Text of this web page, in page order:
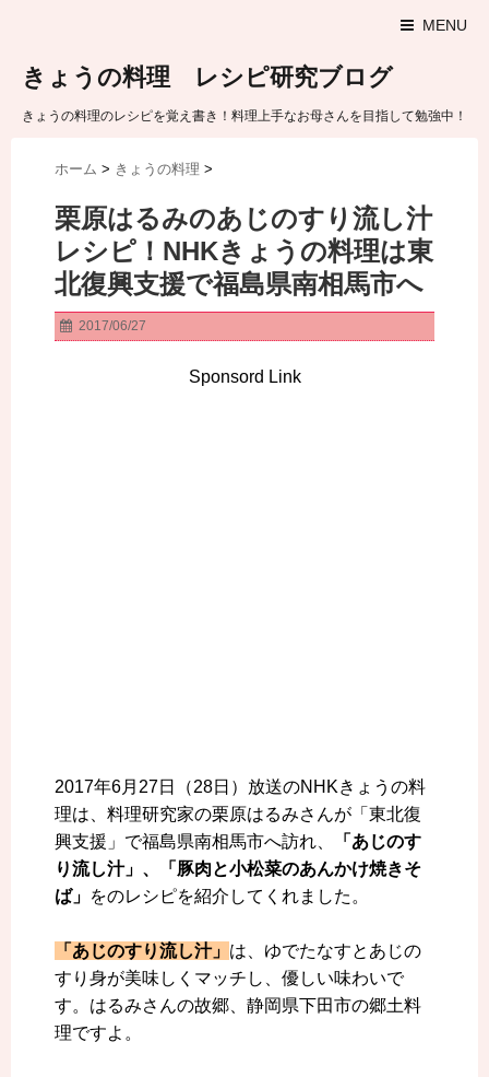
MENU
きょうの料理 レシピ研究ブログ
きょうの料理のレシピを覚え書き！料理上手なお母さんを目指して勉強中！
ホーム > きょうの料理 >
栗原はるみのあじのすり流し汁
レシピ！NHKきょうの料理は東
北復興支援で福島県南相馬市へ
2017/06/27
Sponsord Link
2017年6月27日（28日）放送のNHKきょうの料
理は、料理研究家の栗原はるみさんが「東北復
興支援」で福島県南相馬市へ訪れ、
「あじのす
り流し汁」、「豚肉と小松菜のあんかけ焼きそ
ば」 をのレシピを紹介してくれました。
「あじのすり流し汁」 は、ゆでたなすとあじの
すり身が美味しくマッチし、優しい味わいで
す。はるみさんの故郷、静岡県下田市の郷土料
理ですよ。